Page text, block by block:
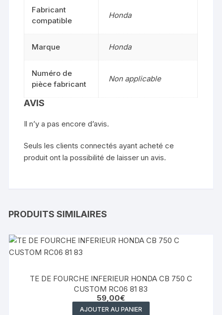
Fabricant
compatible
Honda
Marque Honda
Numéro de
pièce fabricant
Non applicable
AVIS
Il n’y a pas encore d’avis.
Seuls les clients connectés ayant acheté ce
produit ont la possibilité de laisser un avis.
PRODUITS SIMILAIRES
TE DE FOURCHE INFERIEUR HONDA CB 750 C
CUSTOM RC06 81 83
59,00€
AJOUTER AU PANIER